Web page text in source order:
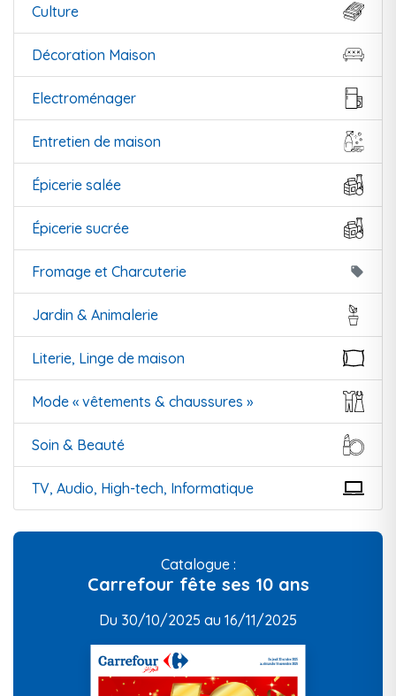
Culture
Décoration Maison
Electroménager
Entretien de maison
Épicerie salée
Épicerie sucrée
Fromage et Charcuterie local_offer
Jardin & Animalerie
Literie, Linge de maison
Mode « vêtements & chaussures »
Soin & Beauté
TV, Audio, High-tech, Informatique
Catalogue :
Carrefour fête ses 10 ans
Du 30/10/2025 au 16/11/2025